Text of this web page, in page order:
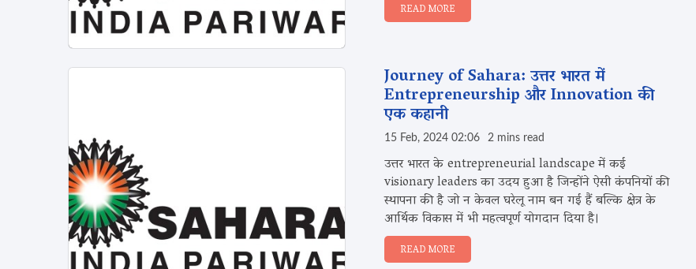
READ MORE
Journey of Sahara: उत्तर भारत में
Entrepreneurship और Innovation की
एक कहानी
15 Feb, 2024 02:06 2 mins read
उत्तर भारत के entrepreneurial landscape में कई
visionary leaders का उदय हुआ है जिन्होंने ऐसी कंपनियों की
स्थापना की है जो न केवल घरेलू नाम बन गई हैं बल्कि क्षेत्र के
आर्थिक विकास में भी महत्वपूर्ण योगदान दिया है।
READ MORE